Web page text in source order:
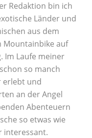
Redaktion bin ich
Länder und
aus dem
Mountainbike auf
Im Laufe meiner
so manch
erlebt und
an der Angel
Abenteuern
so etwas wie
interessant.